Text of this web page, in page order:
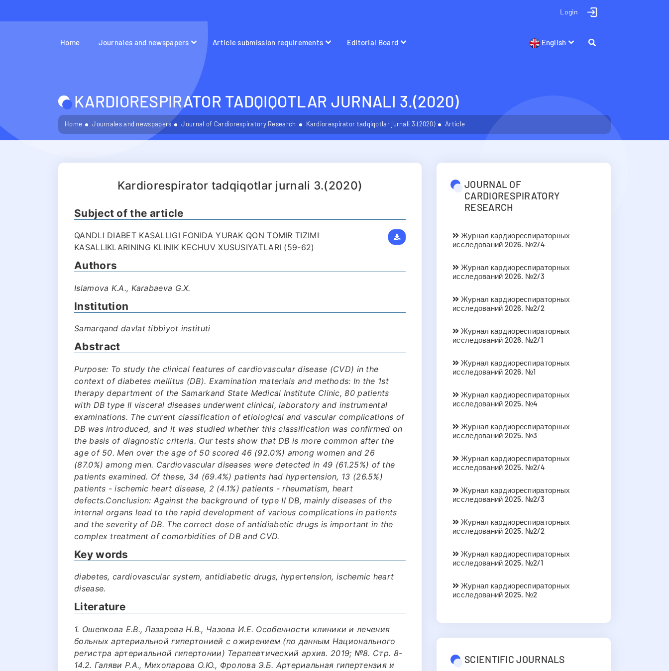
Login
Home Journales and newspapers Article submission requirements Editorial Board English
KARDIORESPIRATOR TADQIQOTLAR JURNALI 3.(2020)
Home Journales and newspapers Journal of Cardiorespiratory Research Kardiorespirator tadqiqotlar jurnali 3.(2020) Article
Kardiorespirator tadqiqotlar jurnali 3.(2020)
Subject of the article
QANDLI DIABET KASALLIGI FONIDA YURAK QON TOMIR TIZIMI
KASALLIKLARINING KLINIK KECHUV XUSUSIYATLARI (59-62)
Authors
Islamova K.A., Karabaeva G.X.
Institution
Samarqand davlat tibbiyot instituti
Abstract
Purpose: To study the clinical features of cardiovascular disease (CVD) in the
context of diabetes mellitus (DB). Examination materials and methods: In the 1st
therapy department of the Samarkand State Medical Institute Clinic, 80 patients
with DB type II visceral diseases underwent clinical, laboratory and instrumental
examinations. The current classification of etiological and vascular complications of
DB was introduced, and it was studied whether this classification was confirmed on
the basis of diagnostic criteria. Our tests show that DB is more common after the
age of 50. Men over the age of 50 scored 46 (92.0%) among women and 26
(87.0%) among men. Cardiovascular diseases were detected in 49 (61.25%) of the
patients examined. Of these, 34 (69.4%) patients had hypertension, 13 (26.5%)
patients - ischemic heart disease, 2 (4.1%) patients - rheumatism, heart
defects.Conclusion: Against the background of type II DB, mainly diseases of the
internal organs lead to the rapid development of various complications in patients
and the severity of DB. The correct dose of antidiabetic drugs is important in the
complex treatment of comorbidities of DB and CVD.
Key words
diabetes, cardiovascular system, antidiabetic drugs, hypertension, ischemic heart
disease.
Literature
1. Ошепкова Е.В., Лазарева Н.В., Чазова И.Е. Особенности клиники и лечения
больных артериальной гипертонией с ожирением (по данным Национального
регистра артериальной гипертонии) Терапевтический архив. 2019; №8. Стр. 8-
14.2. Галяви Р.А., Михопарова О.Ю., Фролова Э.Б. Артериальная гипертензия и
JOURNAL OF
CARDIORESPIRATORY
RESEARCH
Журнал кардиореспираторных
исследований 2026. №2/4
Журнал кардиореспираторных
исследований 2026. №2/3
Журнал кардиореспираторных
исследований 2026. №2/2
Журнал кардиореспираторных
исследований 2026. №2/1
Журнал кардиореспираторных
исследований 2026. №1
Журнал кардиореспираторных
исследований 2025. №4
Журнал кардиореспираторных
исследований 2025. №3
Журнал кардиореспираторных
исследований 2025. №2/4
Журнал кардиореспираторных
исследований 2025. №2/3
Журнал кардиореспираторных
исследований 2025. №2/2
Журнал кардиореспираторных
исследований 2025. №2/1
Журнал кардиореспираторных
исследований 2025. №2
SCIENTIFIC JOURNALS